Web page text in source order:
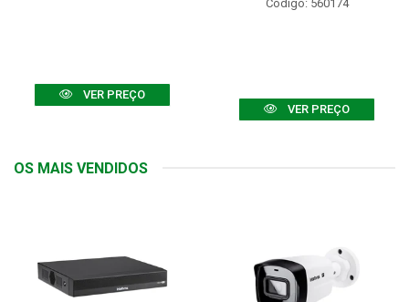
VER PREÇO
Código: 560174
VER PREÇO
OS MAIS VENDIDOS